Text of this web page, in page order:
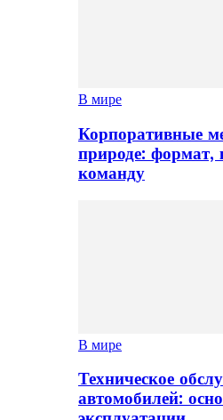
В мире
Корпоративные
природе: формат,
команду
В мире
Техническое
автомобилей: